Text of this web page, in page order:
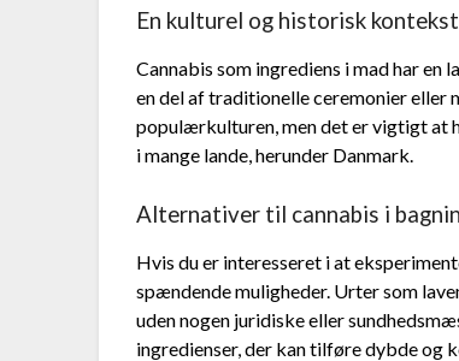
En kulturel og historisk kontekst
Cannabis som ingrediens i mad har
en del af traditionelle ceremonier eller
populærkulturen, men det er vigtigt at
i mange lande, herunder Danmark.
Alternativer til cannabis i
Hvis du er interesseret i at
spændende muligheder. Urter som
uden nogen juridiske eller
ingredienser, der kan tilføre dybde og